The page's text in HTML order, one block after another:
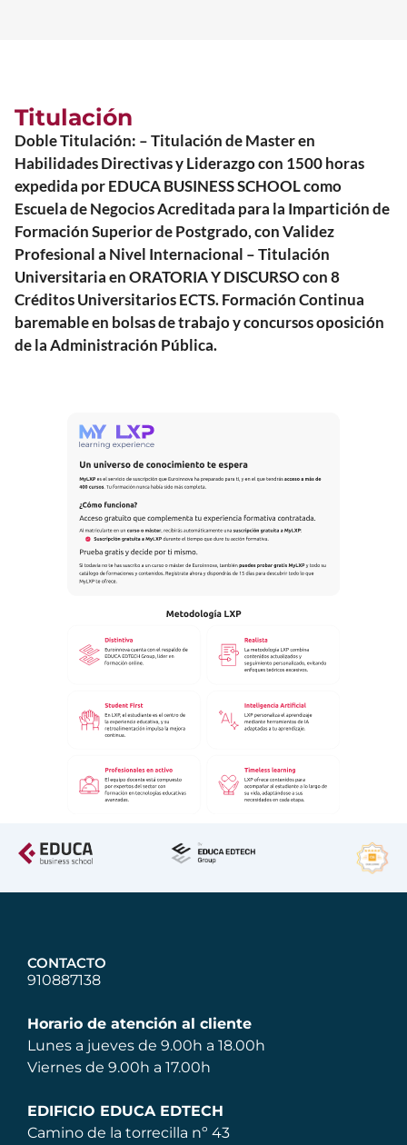
Titulación
Doble Titulación: – Titulación de Master en
Habilidades Directivas y Liderazgo con 1500 horas
expedida por EDUCA BUSINESS SCHOOL como
Escuela de Negocios Acreditada para la Impartición de
Formación Superior de Postgrado, con Validez
Profesional a Nivel Internacional – Titulación
Universitaria en ORATORIA Y DISCURSO con 8
Créditos Universitarios ECTS. Formación Continua
baremable en bolsas de trabajo y concursos oposición
de la Administración Pública.
CONTACTO
910887138
Horario de atención al cliente
Lunes a jueves de 9.00h a 18.00h
Viernes de 9.00h a 17.00h
EDIFICIO EDUCA EDTECH
Camino de la torrecilla nº 43